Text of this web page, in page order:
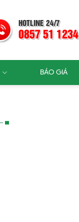
HOTLINE 24/7
0857 51 1234
BÁO GIÁ